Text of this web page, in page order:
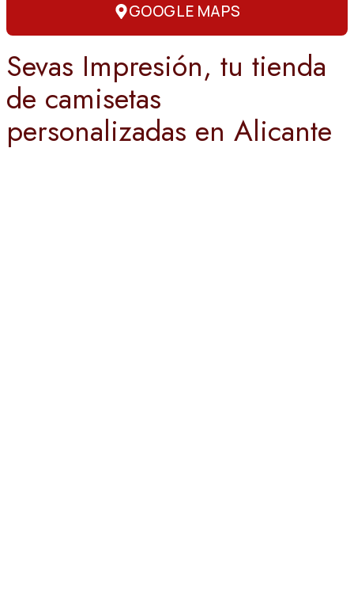
GOOGLE MAPS
Sevas Impresión, tu tienda
de camisetas
personalizadas en Alicante